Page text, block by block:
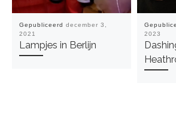
Gepubliceerd december 3,
2021
Lampjes in Berlijn
2023